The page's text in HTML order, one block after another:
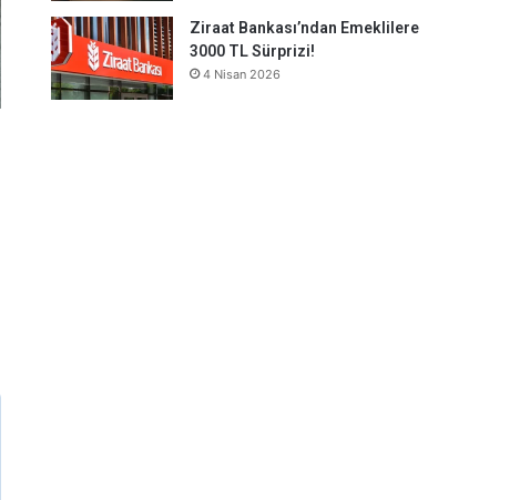
Ziraat Bankası’ndan Emeklilere
3000 TL Sürprizi!
4 Nisan 2026